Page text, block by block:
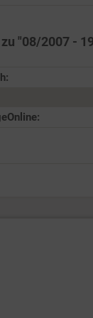
"08/2007 -